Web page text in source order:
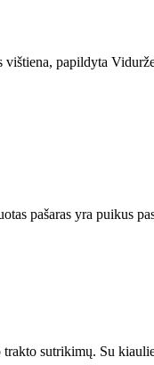
papildyta
pašaras yra puikus
trakto sutrikimų. Su